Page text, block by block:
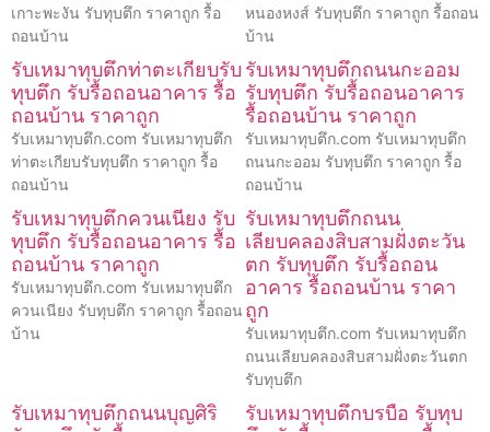
เกาะพะงัน รับทุบตึก ราคาถูก รื้อ
ถอนบ้าน
หนองหงส์ รับทุบตึก ราคาถูก รื้อถอน
บ้าน
รับเหมาทุบตึกท่าตะเกียบรับ
ทุบตึก รับรื้อถอนอาคาร รื้อ
ถอนบ้าน ราคาถูก
รับเหมาทุบตึก.com รับเหมาทุบตึก
ท่าตะเกียบรับทุบตึก ราคาถูก รื้อ
ถอนบ้าน
รับเหมาทุบตึกถนนกะออม
รับทุบตึก รับรื้อถอนอาคาร
รื้อถอนบ้าน ราคาถูก
รับเหมาทุบตึก.com รับเหมาทุบตึก
ถนนกะออม รับทุบตึก ราคาถูก รื้อ
ถอนบ้าน
รับเหมาทุบตึกควนเนียง รับ
ทุบตึก รับรื้อถอนอาคาร รื้อ
ถอนบ้าน ราคาถูก
รับเหมาทุบตึก.com รับเหมาทุบตึก
ควนเนียง รับทุบตึก ราคาถูก รื้อถอน
บ้าน
รับเหมาทุบตึกถนน
เลียบคลองสิบสามฝั่งตะวัน
ตก รับทุบตึก รับรื้อถอน
อาคาร รื้อถอนบ้าน ราคา
ถูก
รับเหมาทุบตึก.com รับเหมาทุบตึก
ถนนเลียบคลองสิบสามฝั่งตะวันตก
รับทุบตึก
รับเหมาทุบตึกถนนบุญศิริ
รับเหมาทุบตึกบรบือ รับทุบ